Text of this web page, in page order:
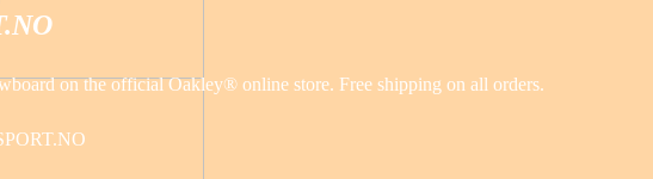
on the official Oakley® online store. Free shipping on all orders.